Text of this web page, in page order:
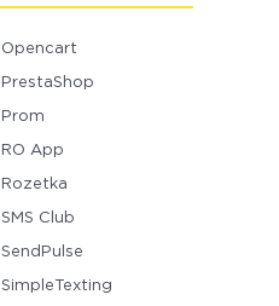
Opencart
PrestaShop
Prom
RO App
Rozetka
SMS Club
SendPulse
SimpleTexting